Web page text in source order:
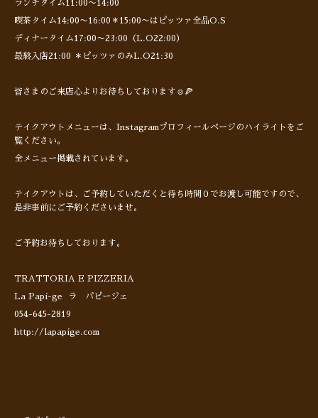
ランチタイム11:00〜14:00
喫茶タイム14:00〜16:00＊15:00〜はピッツァ全品O.S
ディナータイム17:00〜23:00（L.O22:00）
最終入店21:00 ＊ピッツァのみL.O21:30
皆さまのご来店心よりお待ちしております☺️🍕
テイクアウトメニューは、Instagramプロフィールページのハイライトをご
覧ください。
全メニュー掲載されています。
テイクアウトは、ご予約していただくと待ち時間０でお渡し可能ですので、
是非事前にご予約くださいませ。
ご予約お待ちしております。
TRATTORIA E PIZZERIA
La Papi-ge ラ パピージェ
054-645-2819
http://lapapige.com